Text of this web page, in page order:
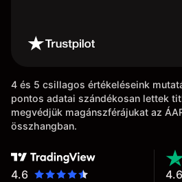
4 és 5 csillagos értékeléseink
pontos adatai szándékosan lettek
megvédjük magánszférájukat az
összhangban.
4.6 4.6